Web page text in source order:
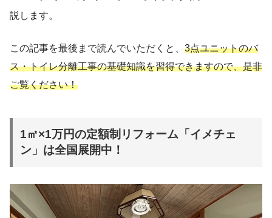
説します。
この記事を最後まで読んでいただくと、 3点ユニットのバ
ス・トイレ分離工事の基礎知識を習得できますので、是非
ご覧ください！
1㎡×1万円の定額制リフォーム「イメチェ
ン」は全国展開中！